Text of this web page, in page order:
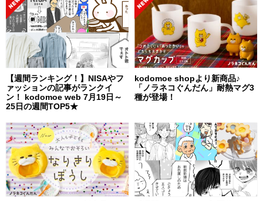
【週間ランキング！】NISAやフ
ァッションの記事がランクイ
ン！ kodomoe web 7月19日～
25日の週間TOP5★
kodomoe shopより新商品♪
「ノラネコぐんだん」耐熱マグ3
種が登場！